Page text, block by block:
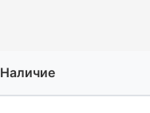
Наличие